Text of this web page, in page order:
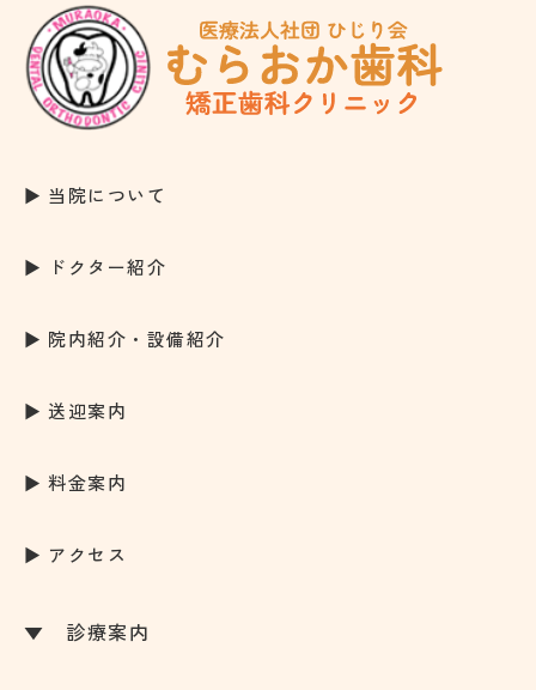
当院について
ドクター紹介
院内紹介・設備紹介
送迎案内
料金案内
アクセス
診療案内